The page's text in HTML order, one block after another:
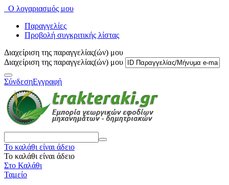
Ο λογαριασμός μου
Παραγγελίες
Προβολή συγκριτικής λίστας
Διαχείριση της παραγγελίας(ών) μου
Διαχείριση της παραγγελίας(ών) μου
ΣύνδεσηΕγγραφή
Το καλάθι είναι άδειο
Το καλάθι είναι άδειο
Στο Καλάθι
Ταμείο